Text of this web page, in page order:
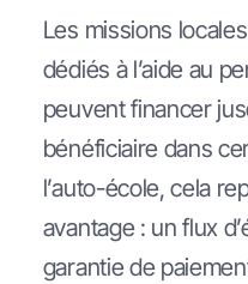
Les missions
dédiés à l’aide au
peuvent financer
bénéficiaire dans
l’auto-école, cela
avantage : un flux
garantie de